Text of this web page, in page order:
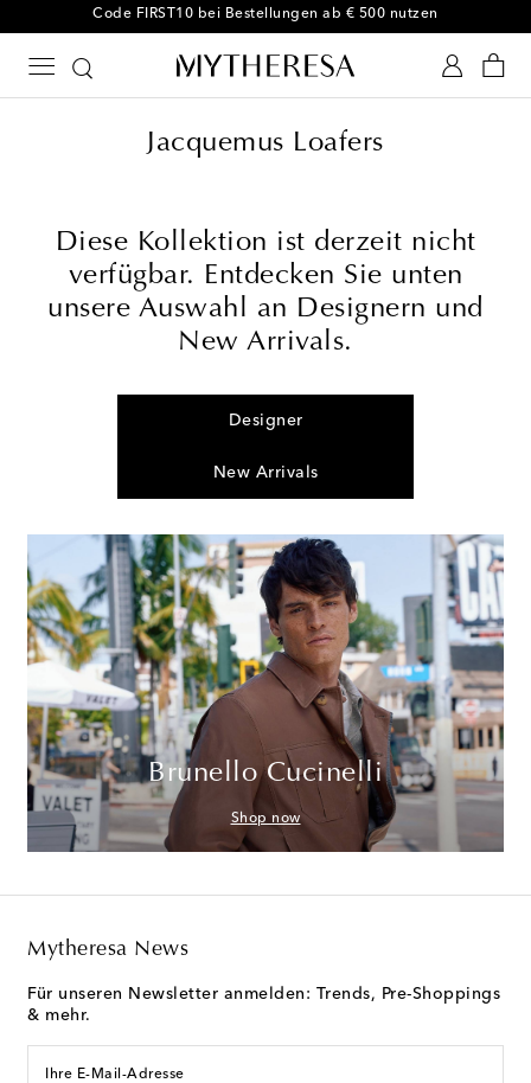
Code FIRST10 bei Bestellungen ab € 500 nutzen
Jacquemus Loafers
Diese Kollektion ist derzeit nicht
verfügbar. Entdecken Sie unten
unsere Auswahl an Designern und
New Arrivals.
Designer
New Arrivals
Brunello Cucinelli
Shop now
Mytheresa News
Für unseren Newsletter anmelden: Trends, Pre-Shoppings
& mehr.
Ihre E-Mail-Adresse